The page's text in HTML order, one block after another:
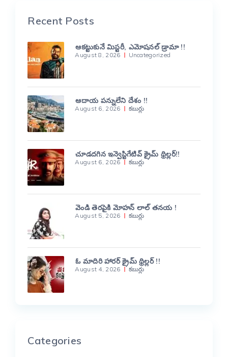
Recent Posts
ఆకట్టుకునే మిస్టరీ, ఎమోషనల్ డ్రామా !!
August 8, 2026 Uncategorized
ఆదాయ పన్నులేని దేశం !!
August 6, 2026 కబుర్లు
చూడదగిన ఇన్వెస్టిగేటివ్ క్రైమ్ థ్రిల్లర్!!
August 6, 2026 కబుర్లు
వెండి తెరపైకి మోహన్ లాల్ తనయ !
August 5, 2026 కబుర్లు
ఓ మాదిరి హారర్ క్రైమ్ థ్రిల్లర్ !!
August 4, 2026 కబుర్లు
Categories